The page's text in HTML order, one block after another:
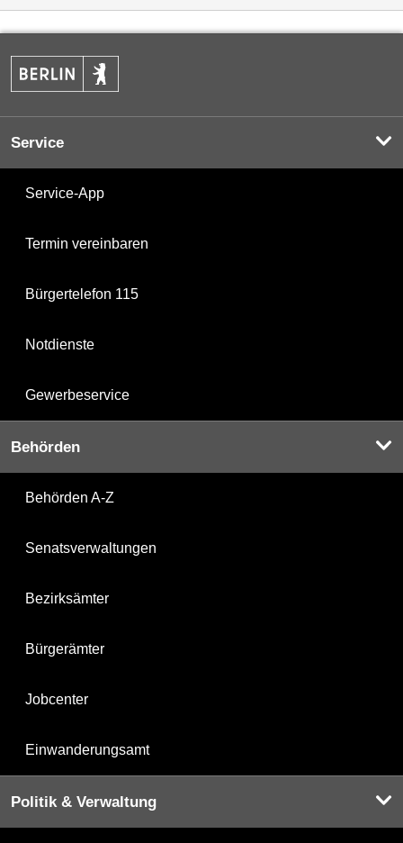
Service
Service-App
Termin vereinbaren
Bürgertelefon 115
Notdienste
Gewerbeservice
Behörden
Behörden A-Z
Senatsverwaltungen
Bezirksämter
Bürgerämter
Jobcenter
Einwanderungsamt
Politik & Verwaltung